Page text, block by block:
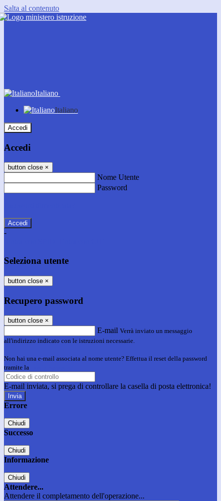
Salta al contenuto
Italiano
Italiano
Accedi
Accedi
button close ×
Nome Utente
Password
-
Seleziona utente
button close ×
Recupero password
button close ×
E-mail Verrà inviato un messaggio
all'indirizzo indicato con le istruzioni necessarie.
Non hai una e-mail associata al nome utente? Effettua il reset della password
tramite la
E-mail inviata, si prega di controllare la casella di posta elettronica!
Errore
Chiudi
Successo
Chiudi
Informazione
Chiudi
Attendere...
Attendere il completamento dell'operazione...